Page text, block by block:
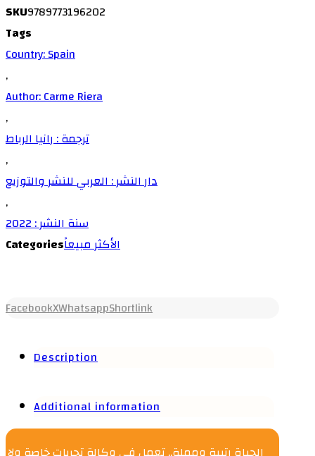
SKU9789773196202
Tags
Country: Spain
,
Author: Carme Riera
,
ترجمة : رانيا الرباط
,
دار النشر : العربي للنشر والتوزيع
,
سنة النشر : 2022
Categoriesالأكثر مبيعاً
FacebookXWhatsappShortlink
Description
Additional information